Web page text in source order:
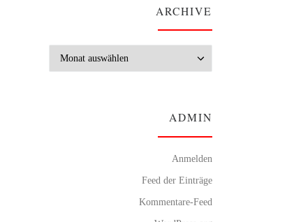
ARCHIVE
ADMIN
Anmelden
Feed der Einträge
Kommentare-Feed